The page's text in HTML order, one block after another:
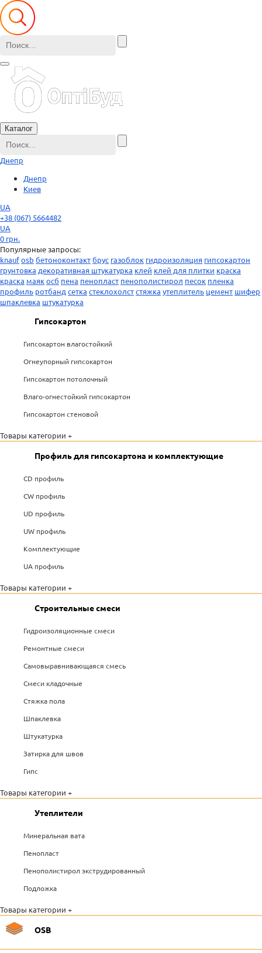
Каталог
Днепр
Днепр
Киев
UA
+38 (067) 5664482
UA
0 грн.
Популярные запросы:
knaufosb бетоноконтактбрус газоблок гидроизоляция гипсокартон
грунтовка декоративная штукатурка клей клей для плитки краска
краска маякосб пена пенопласт пенополистирол песок пленка
профиль ротбанд сетка стеклохолстстяжка утеплитель цемент шифер
шпаклевка штукатурка
Гипсокартон
Гипсокартон влагостойкий
Огнеупорный гипсокартон
Гипсокартон потолочный
Влаго-огнестойкий гипсокартон
Гипсокартон стеновой
Товары категории +
Профиль для гипсокартона и комплектующие
CD профиль
CW профиль
UD профиль
UW профиль
Комплектующие
UA профиль
Товары категории +
Строительные смеси
Гидроизоляционные смеси
Ремонтные смеси
Самовыравнивающаяся смесь
Смеси кладочные
Стяжка пола
Шпаклевка
Штукатурка
Затирка для швов
Гипс
Товары категории +
Утеплители
Минеральная вата
Пенопласт
Пенополистирол экструдированный
Подложка
Товары категории +
OSB